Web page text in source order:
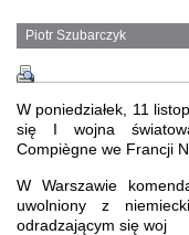
Piotr Szubarczyk
W poniedziałek, 11
się I wojna
Compiègne we Francji
W Warszawie
uwolniony z
odradzającym się woj